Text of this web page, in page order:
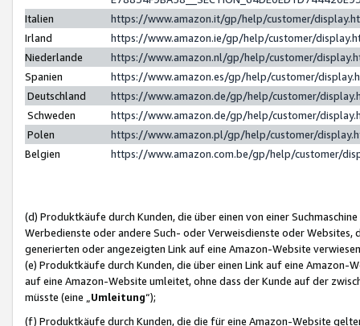
Italien
https://www.amazon.it/gp/help/customer/
Irland
https://www.amazon.ie/gp/help/customer/
Niederlande
https://www.amazon.nl/gp/help/customer/
Spanien
https://www.amazon.es/gp/help/customer/
Deutschland
https://www.amazon.de/gp/help/customer/
Schweden
https://www.amazon.de/gp/help/customer/
Polen
https://www.amazon.pl/gp/help/customer/
Belgien
https://www.amazon.com.be/gp/help/customer/
(d) Produktkäufe durch Kunden, die über einen von einer
Werbedienste oder andere Such- oder Verweisdienste oder Websites,
generierten oder angezeigten Link auf eine Amazon-Website
(e) Produktkäufe durch Kunden, die über einen Link auf eine
auf eine Amazon-Website umleitet, ohne dass der Kunde auf der
müsste (eine „ Umleitung“);
(f) Produktkäufe durch Kunden, die die für eine Amazon-Website